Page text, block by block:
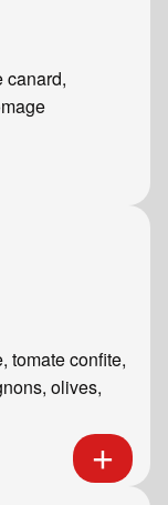
canard,
tomate confite,
olives,